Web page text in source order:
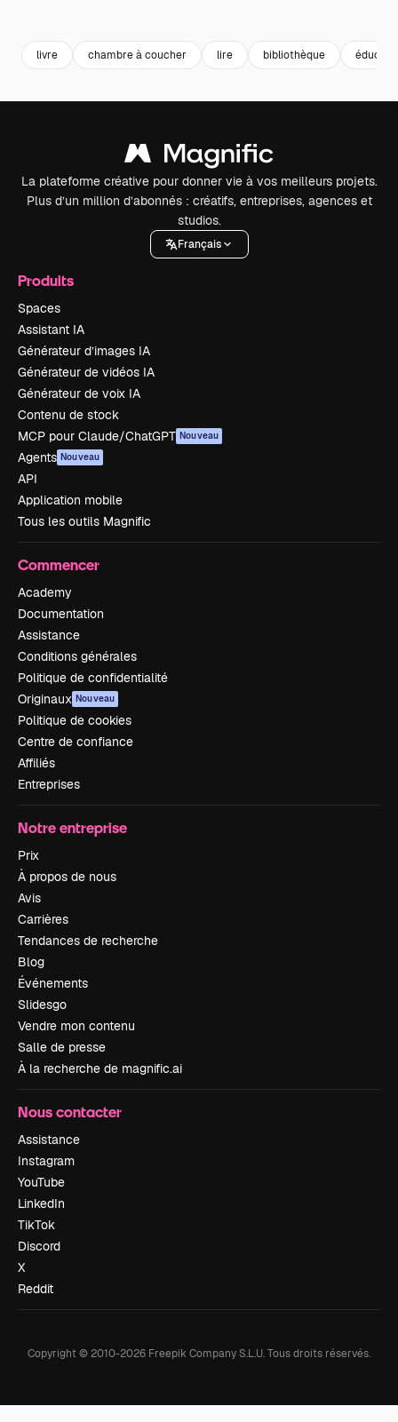
livre chambre à coucher lire bibliothèque
La plateforme créative pour donner vie à vos meilleurs projets.
Plus d’un million d’abonnés : créatifs, entreprises, agences et
studios.
Français
Produits
Spaces
Assistant IA
Générateur d’images IA
Générateur de vidéos IA
Générateur de voix IA
Contenu de stock
MCP pour Claude/ChatGPT Nouveau
Agents Nouveau
API
Application mobile
Tous les outils Magnific
Commencer
Academy
Documentation
Assistance
Conditions générales
Politique de confidentialité
Originaux Nouveau
Politique de cookies
Centre de confiance
Affiliés
Entreprises
Notre entreprise
Prix
À propos de nous
Avis
Carrières
Tendances de recherche
Blog
Événements
Slidesgo
Vendre mon contenu
Salle de presse
À la recherche de magnific.ai
Nous contacter
Assistance
Instagram
YouTube
LinkedIn
TikTok
Discord
X
Reddit
Copyright © 2010-2026 Freepik Company S.L.U.Tous droits réservés.